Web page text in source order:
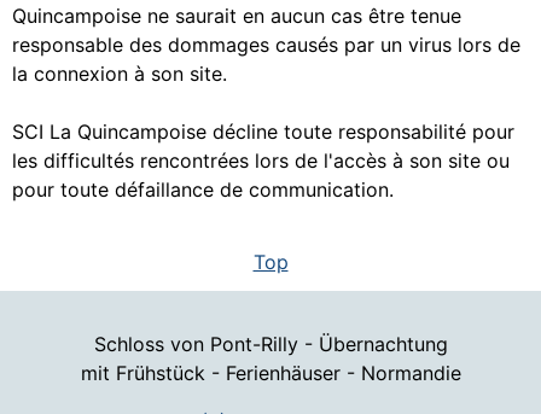
Quincampoise ne saurait en aucun cas être tenue
responsable des dommages causés par un virus lors de
la connexion à son site.
SCI La Quincampoise décline toute responsabilité pour
les difficultés rencontrées lors de l'accès à son site ou
pour toute défaillance de communication.
Top
Schloss von Pont-Rilly - Übernachtung
mit Frühstück - Ferienhäuser - Normandie